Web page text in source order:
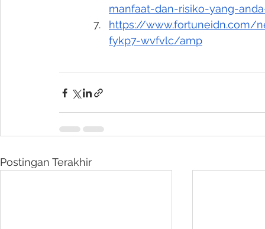
manfaat-dan-risiko-yang-
https://www.fortuneidn.com/
fykp7-wvfvlc/amp
Postingan Terakhir